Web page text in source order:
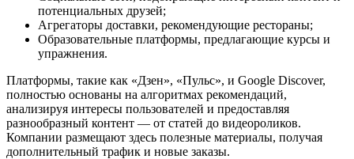
потенциальных друзей;
Агрегаторы доставки, рекомендующие рестораны;
Образовательные платформы, предлагающие курсы и
упражнения.
Платформы, такие как «Дзен», «Пульс», и Google Discover,
полностью основаны на алгоритмах рекомендаций,
анализируя интересы пользователей и предоставляя
разнообразный контент — от статей до видеороликов.
Компании размещают здесь полезные материалы, получая
дополнительный трафик и новые заказы.